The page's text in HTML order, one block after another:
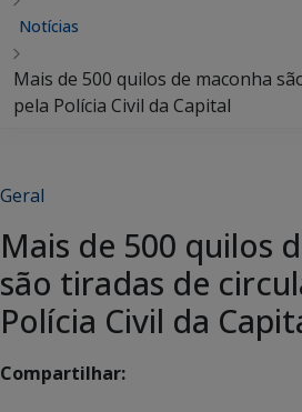
Notícias
Mais de 500 quilos de maconha
pela Polícia Civil da Capital
Geral
Mais de 500 quilos
são tiradas de
Polícia Civil da
Compartilhar: